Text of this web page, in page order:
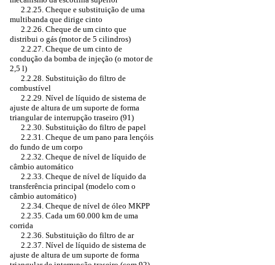
2.2.25. Cheque e substituição de uma
multibanda que dirige cinto
2.2.26. Cheque de um cinto que
distribui o gás (motor de 5 cilindros)
2.2.27. Cheque de um cinto de
condução da bomba de injeção (o motor de
2,5 l)
2.2.28. Substituição do filtro de
combustível
2.2.29. Nível de líquido de sistema de
ajuste de altura de um suporte de forma
triangular de interrupção traseiro (91)
2.2.30. Substituição do filtro de papel
2.2.31. Cheque de um pano para lençóis
do fundo de um corpo
2.2.32. Cheque de nível de líquido de
câmbio automático
2.2.33. Cheque de nível de líquido da
transferência principal (modelo com o
câmbio automático)
2.2.34. Cheque de nível de óleo MKPP
2.2.35. Cada um 60.000 km de uma
corrida
2.2.36. Substituição do filtro de ar
2.2.37. Nível de líquido de sistema de
ajuste de altura de um suporte de forma